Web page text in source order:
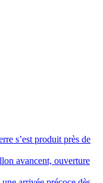
s’est produit près de
avancent, ouverture